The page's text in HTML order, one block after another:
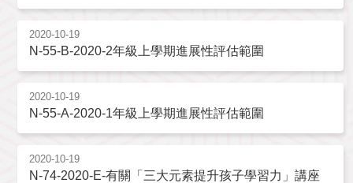
2020-10-19
N-55-B-2020-2年級上學期進展性評估範圍
2020-10-19
N-55-A-2020-1年級上學期進展性評估範圍
2020-10-19
N-74-2020-E-有關「三大元素提升孩子學習力」講座